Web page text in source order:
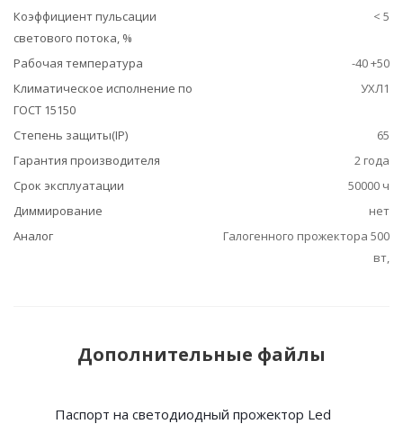
Коэффициент пульсации
светового потока, %
< 5
Рабочая температура
-40 +50
Климатическое исполнение по
ГОСТ 15150
УХЛ1
Степень защиты(IP)
65
Гарантия производителя
2 года
Срок эксплуатации
50000 ч
Диммирование
нет
Аналог
Галогенного прожектора 500
вт,
Дополнительные файлы
Паспорт на светодиодный прожектор Led